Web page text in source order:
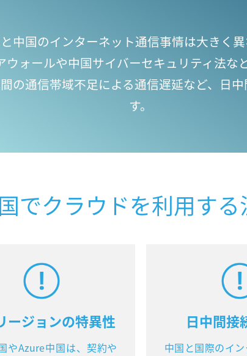
中国のインターネット通信事情は大きく異
ォールや中国サイバーセキュリティ法な
の通信帯域不足による通信遅延など、日
す。
でクラウドを利用する
ージョンの特異性
やAzure中国は、契約や
日中間接
中国と国際のイ